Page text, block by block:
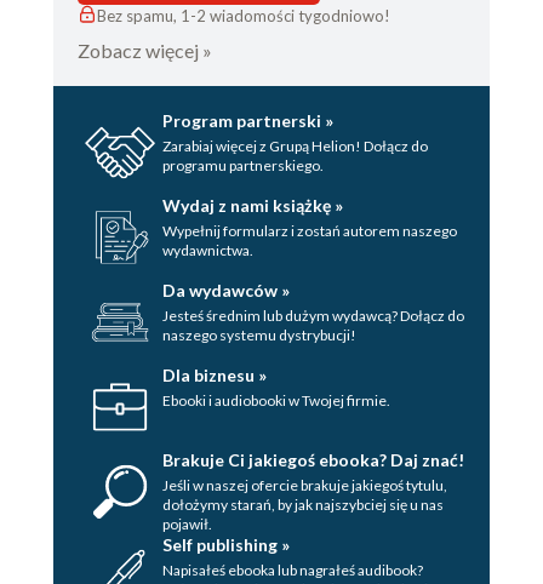
Bez spamu, 1-2 wiadomości tygodniowo!
Zobacz więcej »
Program partnerski »
Zarabiaj więcej z Grupą Helion! Dołącz do
programu partnerskiego.
Wydaj z nami książkę »
Wypełnij formularz i zostań autorem naszego
wydawnictwa.
Da wydawców »
Jesteś średnim lub dużym wydawcą? Dołącz do
naszego systemu dystrybucji!
Dla biznesu »
Ebooki i audiobooki w Twojej firmie.
Brakuje Ci jakiegoś ebooka? Daj znać!
Jeśli w naszej ofercie brakuje jakiegoś tytulu,
dołożymy starań, by jak najszybciej się u nas
pojawił.
Self publishing »
Napisałeś ebooka lub nagrałeś audibook?